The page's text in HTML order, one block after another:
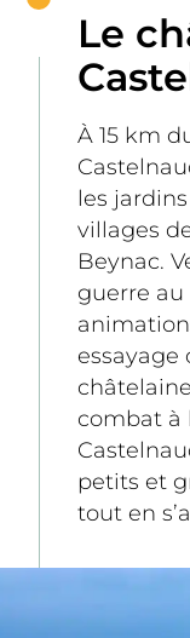
Le
À 15 km
les
villages
Beynac.
guerre au
essayage
combat à
petits et
tout en